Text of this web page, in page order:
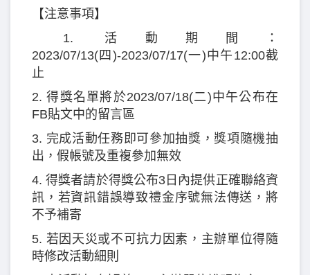
【注意事項】
1. 活動期間：
2023/07/13(四)-2023/07/17(一)中午12:00截
止
2. 得獎名單將於2023/07/18(二)中午公布在
FB貼文中的留言區
3. 完成活動任務即可參加抽獎，獎項隨機抽
出，假帳號及重複參加無效
4. 得獎者請於得獎公布3日內提供正確聯絡資
訊，若資訊錯誤導致禮金序號無法傳送，將
不予補寄
5. 若因天災或不可抗力因素，主辦單位得隨
時修改活動細則